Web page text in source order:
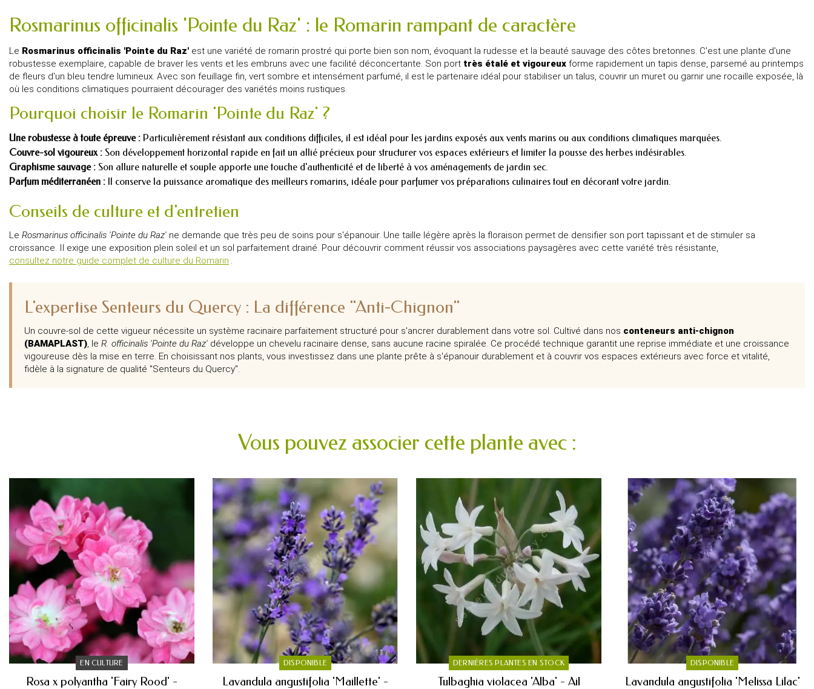
Rosmarinus officinalis 'Pointe du Raz' : le Romarin rampant de caractère
Le Rosmarinus officinalis 'Pointe du Raz' est une variété de romarin prostré qui porte bien son nom, évoquant la rudesse et la beauté sauvage des côtes bretonnes. C'est une plante d'une
robustesse exemplaire, capable de braver les vents et les embruns avec une facilité déconcertante. Son port très étalé et vigoureux forme rapidement un tapis dense, parsemé au printemps
de fleurs d'un bleu tendre lumineux. Avec son feuillage fin, vert sombre et intensément parfumé, il est le partenaire idéal pour stabiliser un talus, couvrir un muret ou garnir une rocaille exposée, là
où les conditions climatiques pourraient décourager des variétés moins rustiques.
Pourquoi choisir le Romarin 'Pointe du Raz' ?
Une robustesse à toute épreuve : Particulièrement résistant aux conditions difficiles, il est idéal pour les jardins exposés aux vents marins ou aux conditions climatiques marquées.
Couvre-sol vigoureux : Son développement horizontal rapide en fait un allié précieux pour structurer vos espaces extérieurs et limiter la pousse des herbes indésirables.
Graphisme sauvage : Son allure naturelle et souple apporte une touche d'authenticité et de liberté à vos aménagements de jardin sec.
Parfum méditerranéen : Il conserve la puissance aromatique des meilleurs romarins, idéale pour parfumer vos préparations culinaires tout en décorant votre jardin.
Conseils de culture et d'entretien
Le Rosmarinus officinalis 'Pointe du Raz' ne demande que très peu de soins pour s'épanouir. Une taille légère après la floraison permet de densifier son port tapissant et de stimuler sa
croissance. Il exige une exposition plein soleil et un sol parfaitement drainé. Pour découvrir comment réussir vos associations paysagères avec cette variété très résistante,
consultez notre guide complet de culture du Romarin
L'expertise Senteurs du Quercy : La différence "Anti-Chignon"
Un couvre-sol de cette vigueur nécessite un système racinaire parfaitement structuré pour s'ancrer durablement dans votre sol. Cultivé dans nos conteneurs anti-chignon
(BAMAPLAST) , le R. officinalis 'Pointe du Raz' développe un chevelu racinaire dense, sans aucune racine spiralée. Ce procédé technique garantit une reprise immédiate et une croissance
vigoureuse dès la mise en terre. En choisissant nos plants, vous investissez dans une plante prête à s'épanouir durablement et à couvrir vos espaces extérieurs avec force et vitalité,
fidèle à la signature de qualité "Senteurs du Quercy".
Vous pouvez associer cette plante avec :
EN CULTURE
Rosa x polyantha 'Fairy Rood' -
DISPONIBLE
Lavandula angustifolia 'Maillette' -
DERNIÈRES PLANTES EN STOCK
Tulbaghia violacea 'Alba' - Ail
DISPONIBLE
Lavandula angustifolia 'Melissa Lilac'